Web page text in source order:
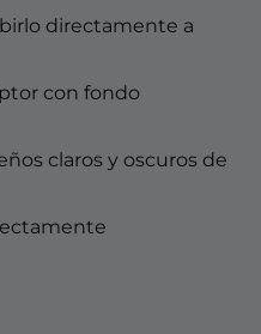
directamente a
con fondo
claros y oscuros de